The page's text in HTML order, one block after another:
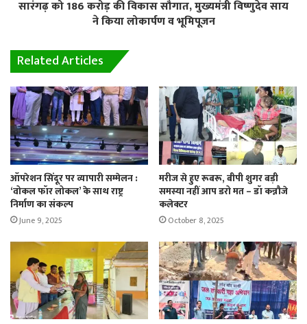
सारंगढ़ को 186 करोड़ की विकास सौगात, मुख्यमंत्री विष्णुदेव साय
ने किया लोकार्पण व भूमिपूजन
Related Articles
ऑपरेशन सिंदूर पर व्यापारी सम्मेलन :
‘वोकल फॉर लोकल’ के साथ राष्ट्र
निर्माण का संकल्प
June 9, 2025
मरीज से हुए रूबरू, बीपी शुगर बड़ी
समस्या नहीं आप डरो मत – डॉ कन्नौजे
कलेक्टर
October 8, 2025